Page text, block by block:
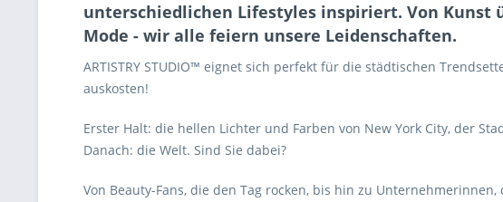
unterschiedlichen Lifestyles inspiriert. Von Kunst
Mode - wir alle feiern unsere Leidenschaften.
ARTISTRY STUDIO™ eignet sich perfekt für die städtischen
auskosten!
Erster Halt: die hellen Lichter und Farben von New York City, der
Danach: die Welt. Sind Sie dabei?
Von Beauty-Fans, die den Tag rocken, bis hin zu